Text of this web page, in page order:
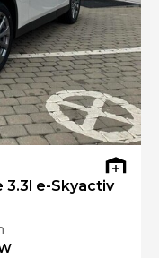
3.3l e-Skyactiv